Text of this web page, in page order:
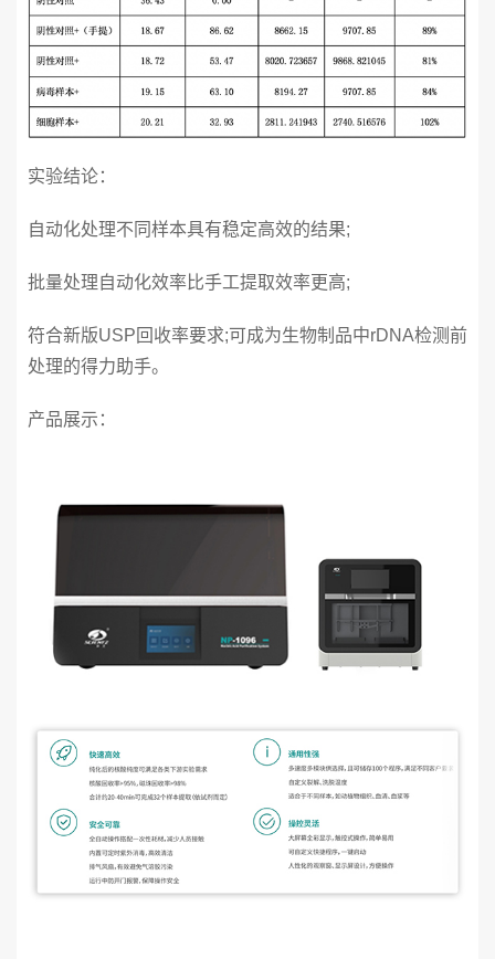
实验结论：
自动化处理不同样本具有稳定高效的结果;
批量处理自动化效率比手工提取效率更高;
符合新版USP回收率要求;可成为生物制品中rDNA检测前
处理的得力助手。
产品展示：